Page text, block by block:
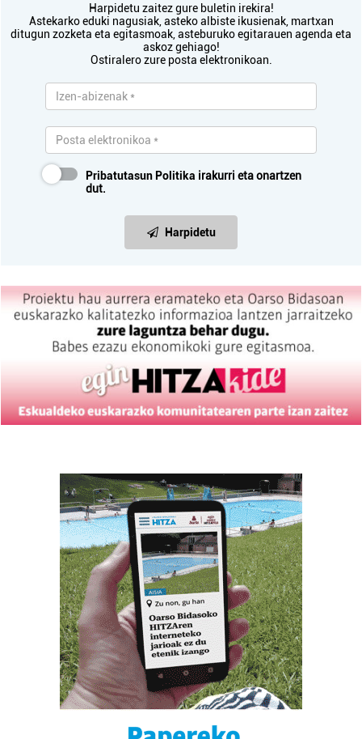
Harpidetu zaitez gure buletin irekira!
Astekarko eduki nagusiak, asteko albiste ikusienak, martxan
ditugun zozketa eta egitasmoak, asteburuko egitarauen agenda eta
askoz gehiago!
Ostiralero zure posta elektronikoan.
Pribatutasun Politika irakurri eta onartzen
dut.
Harpidetu